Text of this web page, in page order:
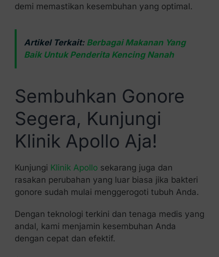
demi memastikan kesembuhan yang optimal.
Artikel Terkait: Berbagai Makanan Yang
Baik Untuk Penderita Kencing Nanah
Sembuhkan Gonore
Segera, Kunjungi
Klinik Apollo Aja!
Kunjungi Klinik Apollo sekarang juga dan
rasakan perubahan yang luar biasa jika bakteri
gonore sudah mulai menggerogoti tubuh Anda.
Dengan teknologi terkini dan tenaga medis yang
andal, kami menjamin kesembuhan Anda
dengan cepat dan efektif.